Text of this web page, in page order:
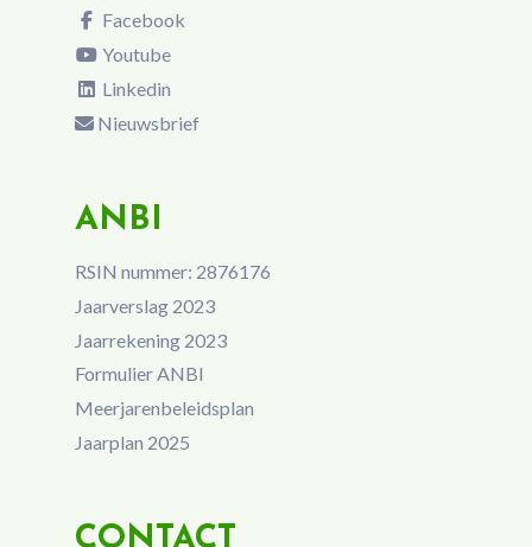
Facebook
Youtube
Linkedin
Nieuwsbrief
ANBI
RSIN nummer: 2876176
Jaarverslag 2023
Jaarrekening 2023
Formulier ANBI
Meerjarenbeleidsplan
Jaarplan 2025
CONTACT